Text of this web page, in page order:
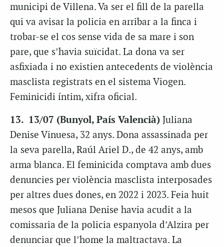
municipi de Villena. Va ser el fill de la parella
qui va avisar la policia en arribar a la finca i
trobar-se el cos sense vida de sa mare i son
pare, que s’havia suïcidat. La dona va ser
asfixiada i no existien antecedents de violència
masclista registrats en el sistema Viogen.
Feminicidi íntim, xifra oficial.
13. 13/07 (Bunyol, País Valencià) Juliana
Denise Vinuesa, 32 anys. Dona assassinada per
la seva parella, Raúl Ariel D., de 42 anys, amb
arma blanca. El feminicida comptava amb dues
denuncies per violència masclista interposades
per altres dues dones, en 2022 i 2023. Feia huit
mesos que Juliana Denise havia acudit a la
comissaria de la policia espanyola d’Alzira per
denunciar que l’home la maltractava. La